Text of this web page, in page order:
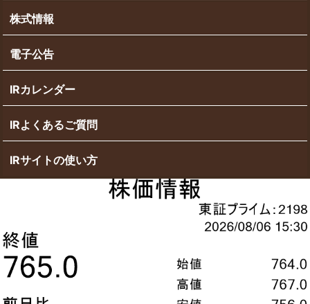
株式情報
電子公告
IRカレンダー
IRよくあるご質問
IRサイトの使い方